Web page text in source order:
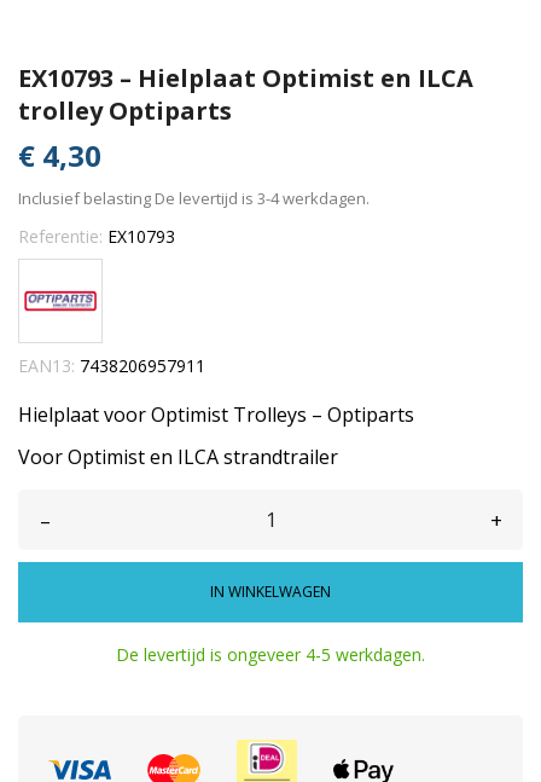
EX10793 – Hielplaat Optimist en ILCA
trolley Optiparts
€ 4,30
Inclusief belasting De levertijd is 3-4 werkdagen.
Referentie: EX10793
EAN13: 7438206957911
Hielplaat voor Optimist Trolleys – Optiparts
Voor Optimist en ILCA strandtrailer
– +
IN WINKELWAGEN
De levertijd is ongeveer 4-5 werkdagen.